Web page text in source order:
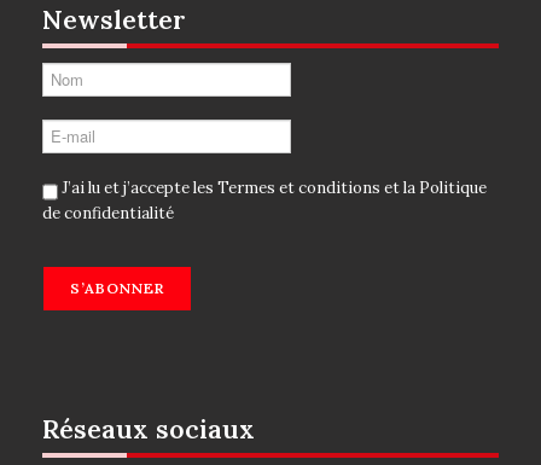
Newsletter
J’ai lu et j’accepte les Termes et conditions et la Politique
de confidentialité
S’ABONNER
Réseaux sociaux